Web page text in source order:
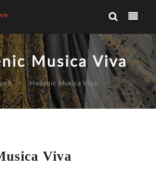
Musica Viva
Hellenic Musica Viva
Viva